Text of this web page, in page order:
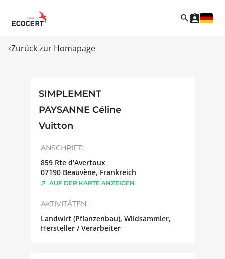
Zurück zur Homapage
SIMPLEMENT
PAYSANNE Céline
Vuitton
ANSCHRIFT:
859 Rte d'Avertoux
07190 Beauvène, Frankreich
AUF DER KARTE ANZEIGEN
AKTIVITÄTEN :
Landwirt (Pflanzenbau), Wildsammler,
Hersteller / Verarbeiter